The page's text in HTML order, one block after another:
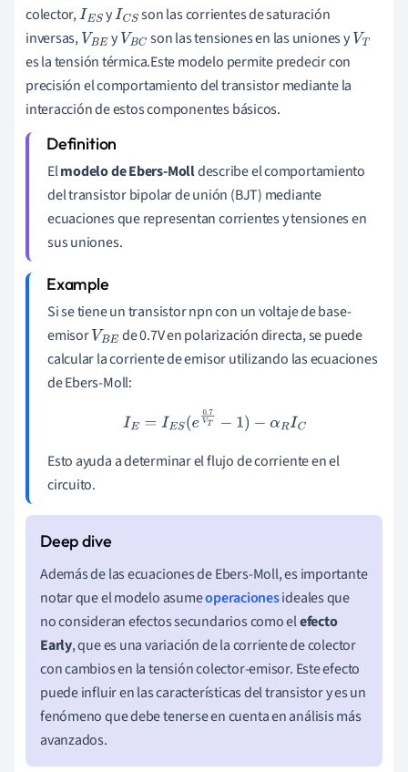
colector,IES yICS son las corrientes de saturación
inversas, VBE y VBC son las tensiones en las uniones y VT
es la tensión térmica.Este modelo permite predecir con
precisión el comportamiento del transistor mediante la
interacción de estos componentes básicos.
Elmodelo de Ebers-Molldescribe el comportamiento
del transistor bipolar de unión (BJT) mediante
ecuaciones que representan corrientes y tensiones en
sus uniones.
Si se tiene un transistor npn con un voltaje de base-
emisorVBE de 0.7V en polarización directa, se puede
calcular la corriente de emisor utilizando las ecuaciones
de Ebers-Moll:
IE =IES(e0.7V T− 1)− αR IC
Esto ayuda a determinar el flujo de corriente en el
circuito.
Además de las ecuaciones de Ebers-Moll, es importante
notar que el modelo asumeoperacionesideales que
no consideran efectos secundarios como elefecto
Early, que es una variación de la corriente de colector
con cambios en la tensión colector-emisor. Este efecto
puede influir en las características del transistor y es un
fenómeno que debe tenerse en cuenta en análisis más
avanzados.